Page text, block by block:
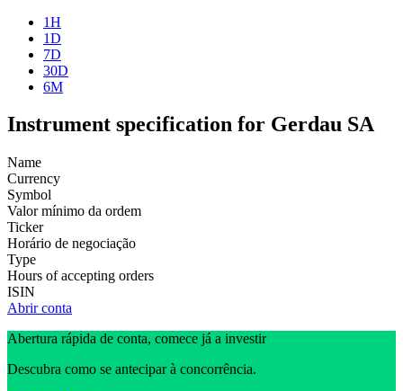
1H
1D
7D
30D
6M
Instrument specification for Gerdau SA
Name
Currency
Symbol
Valor mínimo da ordem
Ticker
Horário de negociação
Type
Hours of accepting orders
ISIN
Abrir conta
Abertura rápida de conta, comece já a investir
Descubra como se antecipar à concorrência.